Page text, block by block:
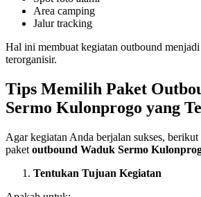
Area camping
Jalur tracking
Hal ini membuat kegiatan outbound
terorganisir.
Tips Memilih Paket
Sermo Kulonprogo yang
Agar kegiatan Anda berjalan sukses,
paket outbound Waduk Sermo
Tentukan Tujuan Kegiatan